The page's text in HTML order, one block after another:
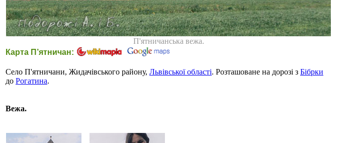
П'ятничанська вежа.
Карта П’ятничан:
Село П'ятничани, Жидачівського району, Львівської області. Розташоване на дорозі з Бібрки
до Рогатина.
Вежа.